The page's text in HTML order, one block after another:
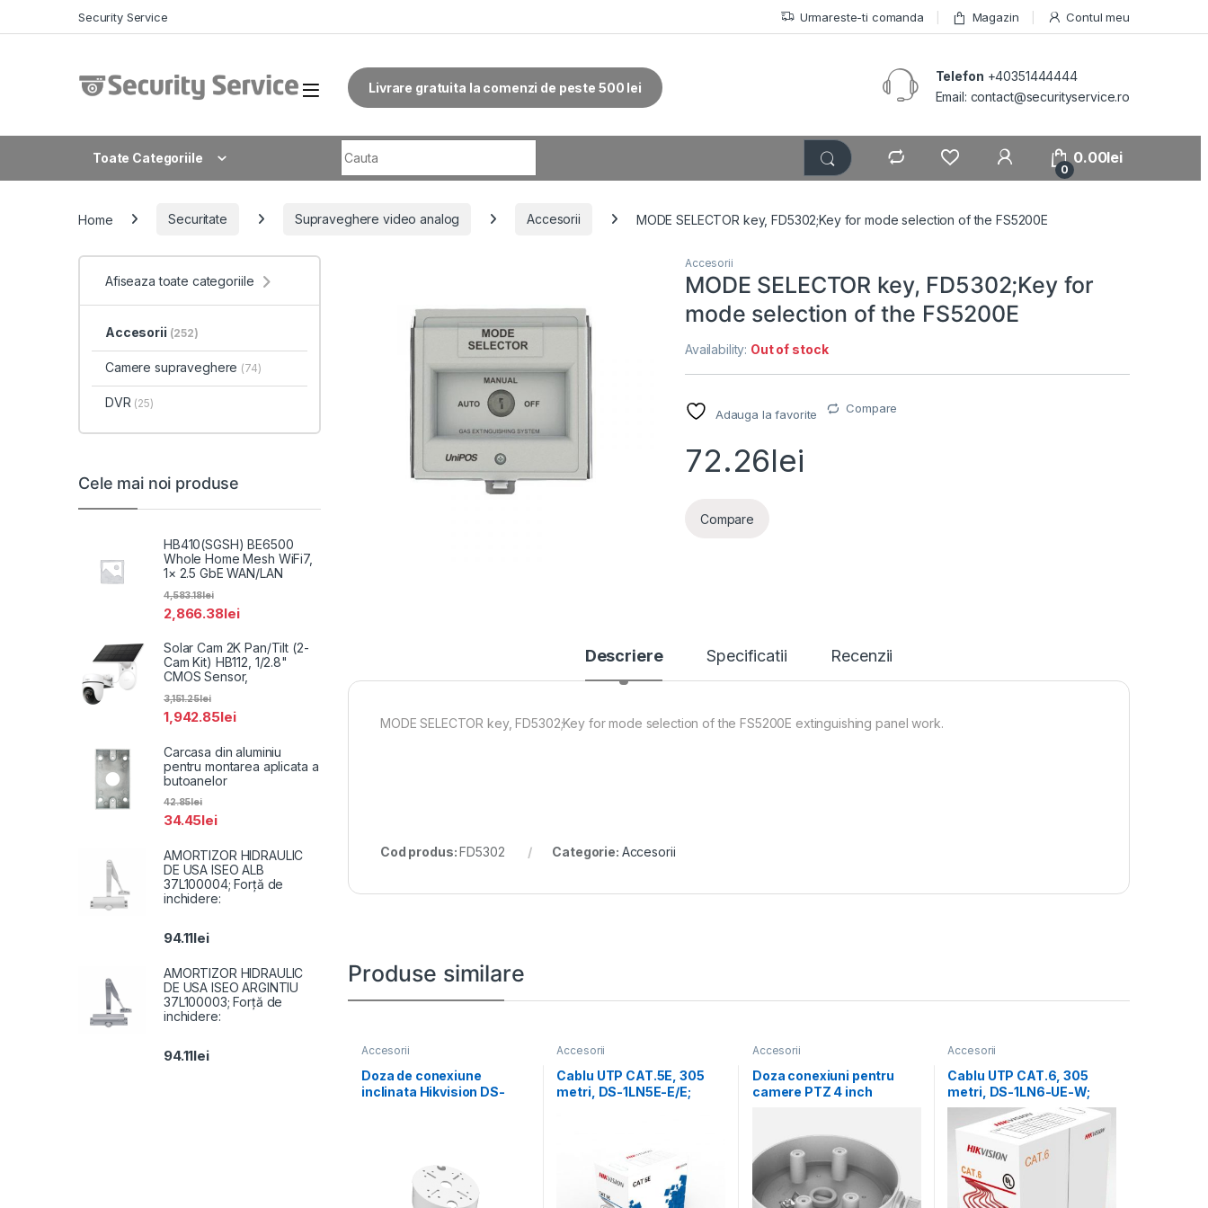
Security Service Urmareste-ti comanda Magazin Contul meu
Livrare gratuita la comenzi de peste 500 lei
Telefon +40351444444
Email: contact@securityservice.ro
Toate Categoriile
0
0.00lei
Home Securitate Supraveghere video analog Accesorii MODE SELECTOR key, FD5302;Key for mode selection of the FS5200E
Accesorii
MODE SELECTOR key, FD5302;Key for
mode selection of the FS5200E
Availability: Out of stock
Adauga la favorite Compare
72.26lei
Compare
Descriere Specificatii Recenzii
MODE SELECTOR key, FD5302;Key for mode selection of the FS5200E extinguishing panel work.
Cod produs:FD5302 Categorie: Accesorii
Produse similare
Accesorii
Doza de conexiune
inclinata Hikvision DS-
Accesorii
Cablu UTP CAT.5E, 305
metri, DS-1LN5E-E/E;
Accesorii
Doza conexiuni pentru
camere PTZ 4 inch
Accesorii
Cablu UTP CAT.6, 305
metri, DS-1LN6-UE-W;
Diametru fir: 0.53mm,
OFC,
Afiseaza toate categoriile
Accesorii (252)
Camere supraveghere (74)
DVR (25)
Cele mai noi produse
HB410(SGSH) BE6500
Whole Home Mesh WiFi7,
1× 2.5 GbE WAN/LAN
2,866.38lei
4,583.18lei
Solar Cam 2K Pan/Tilt (2-
Cam Kit) HB112, 1/2.8"
CMOS Sensor,
1,942.85lei
3,151.25lei
Carcasa din aluminiu
pentru montarea aplicata a
butoanelor
34.45lei
42.85lei
AMORTIZOR HIDRAULIC
DE USA ISEO ALB
37L100004; Forță de
inchidere:
94.11lei
AMORTIZOR HIDRAULIC
DE USA ISEO ARGINTIU
37L100003; Forță de
inchidere:
94.11lei